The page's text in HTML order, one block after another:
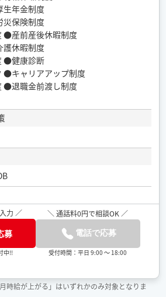
年金制度
保険制度
●産前産後休暇制度
休暇制度
●健康診断
●キャリアアップ制度
●退職金前渡し制度
力 ／
募
中!!
＼ 通話料0円で相談OK ／
電話で応募
受付時間：平日 9:00 ～ 18:00
給が上がる」はいずれかのみ対象となりま